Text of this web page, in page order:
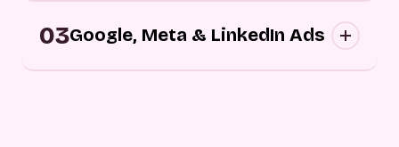
approchons vos prospects au bon moment,
personnalisés.
03Google, Meta & LinkedIn Ads